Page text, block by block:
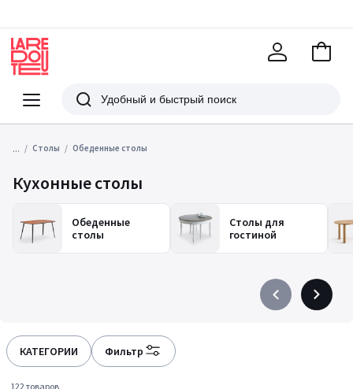
Меню
Redoute
Поиск
В
... Столы Обеденные столы
Кухонные столы
Обеденные
столы
Столы для
гостиной
PrécédentSuivant
КАТЕГОРИИ Фильтр
122 товаров